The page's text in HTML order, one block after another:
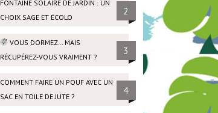
FONTAINE SOLAIRE DE JARDIN : UN
CHOIX SAGE ET ÉCOLO
2
VOUS DORMEZ… MAIS
RÉCUPÉREZ-VOUS VRAIMENT ?
3
COMMENT FAIRE UN POUF AVEC UN
SAC EN TOILE DE JUTE ?
4